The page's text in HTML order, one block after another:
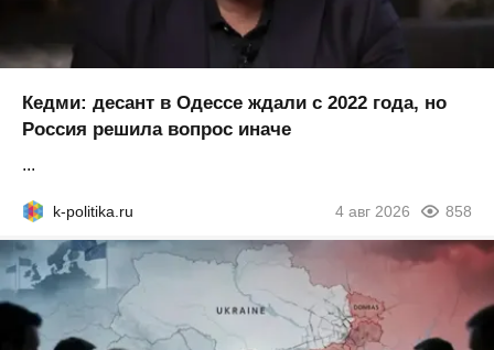
Кедми: десант в Одессе ждали с 2022 года, но
Россия решила вопрос иначе
...
k-politika.ru 4 авг 2026 858